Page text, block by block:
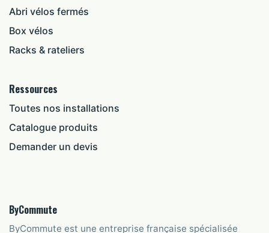
Abri vélos fermés
Box vélos
Racks & rateliers
Ressources
Toutes nos installations
Catalogue produits
Demander un devis
ByCommute
ByCommute est une entreprise française spécialisée